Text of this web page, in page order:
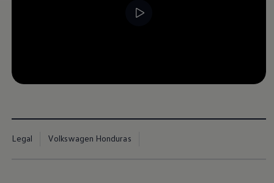
Teramont
Legal Volkswagen Honduras